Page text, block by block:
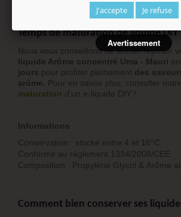
Temps de maturation de liquide
Nous vous conseillons de laisser reposer
liquide Arôme concentré Uma - Maori
jours pour profiter pleinement des
arôme. Pour en savoir plus, consulter
maturation d’un e-liquide DIY !
Informations
Conservation : stocké entre 4 et 16°C
Conforme au règlement 1334/2008/CEE
Composition : Propylène Glycol & Arôme
Comment bien conserver ses
J'accepte Je refuse
Avertissement